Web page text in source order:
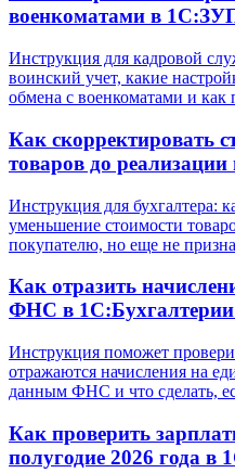
военкоматами в
Инструкция для кадровой
воинский учет, какие
обмена с военкоматами и
Как скорректировать
товаров до
Инструкция для бухгалтера:
уменьшение стоимости
покупателю, но еще не
Как отразить
ФНС в 1С:Бухгалтерии
Инструкция поможет
отражаются начисления на
данным ФНС и что сделать,
Как проверить
полугодие 2026 года в